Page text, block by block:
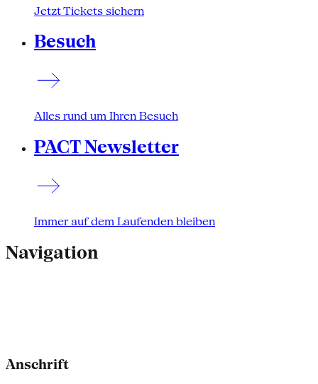
Jetzt Tickets sichern
Besuch
Alles rund um Ihren Besuch
PACT Newsletter
Immer auf dem Laufenden bleiben
Navigation
Anschrift